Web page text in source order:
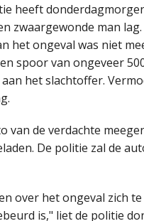
heeft
zwaargewonde man
het ongeval was niet
spoor van ongeveer
het slachtoffer.
van de verdachte
De politie zal de
over het ongeval zich
is," liet de politie